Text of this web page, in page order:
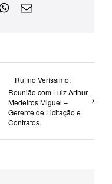
WhatsApp
E-
Rufino Veríssimo:
Reunião com Luiz Arthur
Medeiros Miguel –
Gerente de Licitação e
Contratos.